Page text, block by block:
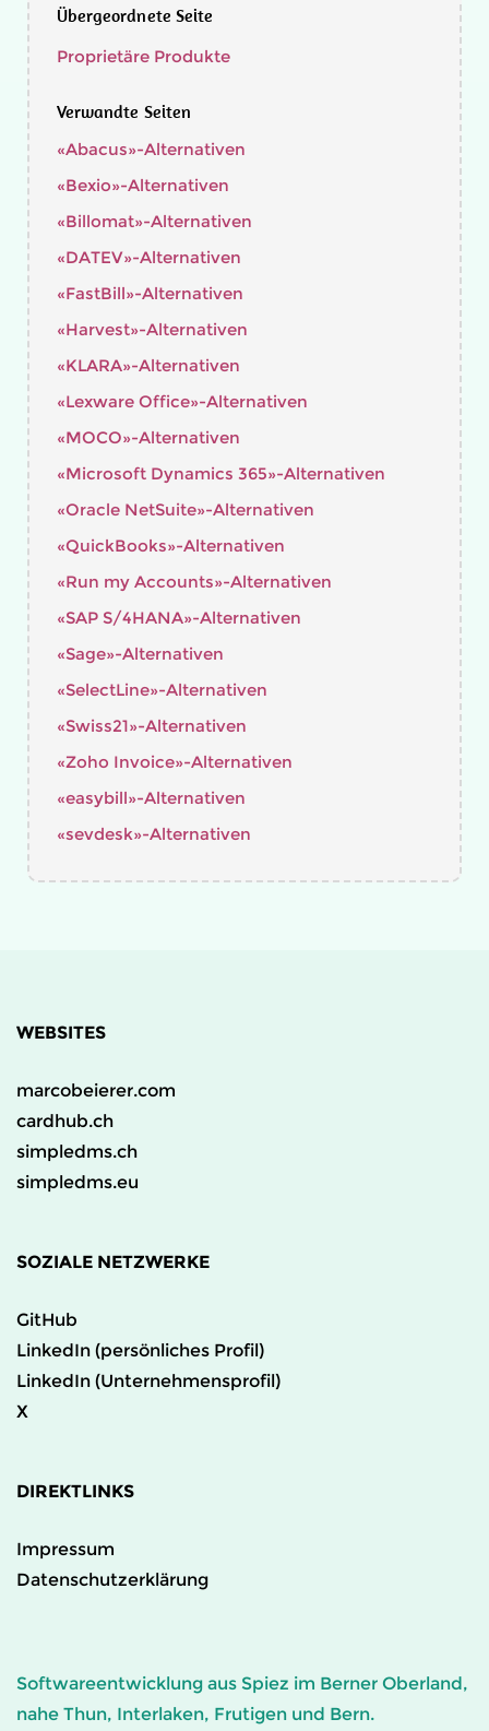
Übergeordnete Seite
Proprietäre Produkte
Verwandte Seiten
«Abacus»-Alternativen
«Bexio»-Alternativen
«Billomat»-Alternativen
«DATEV»-Alternativen
«FastBill»-Alternativen
«Harvest»-Alternativen
«KLARA»-Alternativen
«Lexware Office»-Alternativen
«MOCO»-Alternativen
«Microsoft Dynamics 365»-Alternativen
«Oracle NetSuite»-Alternativen
«QuickBooks»-Alternativen
«Run my Accounts»-Alternativen
«SAP S/4HANA»-Alternativen
«Sage»-Alternativen
«SelectLine»-Alternativen
«Swiss21»-Alternativen
«Zoho Invoice»-Alternativen
«easybill»-Alternativen
«sevdesk»-Alternativen
WEBSITES
marcobeierer.com
cardhub.ch
simpledms.ch
simpledms.eu
SOZIALE NETZWERKE
GitHub
LinkedIn (persönliches Profil)
LinkedIn (Unternehmensprofil)
X
DIREKTLINKS
Impressum
Datenschutzerklärung
Softwareentwicklung aus Spiez im Berner Oberland,
nahe Thun, Interlaken, Frutigen und Bern.